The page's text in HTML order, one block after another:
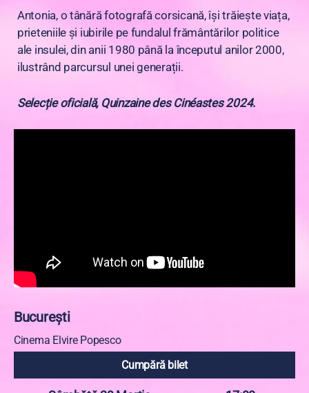
Antonia, o tânără fotografă corsicană, își trăiește viața,
prieteniile și iubirile pe fundalul frământărilor politice
ale insulei, din anii 1980 până la începutul anilor 2000,
ilustrând parcursul unei generații.
Selecție oficială, Quinzaine des Cinéastes 2024.
București
Cinema Elvire Popesco
Cumpără bilet